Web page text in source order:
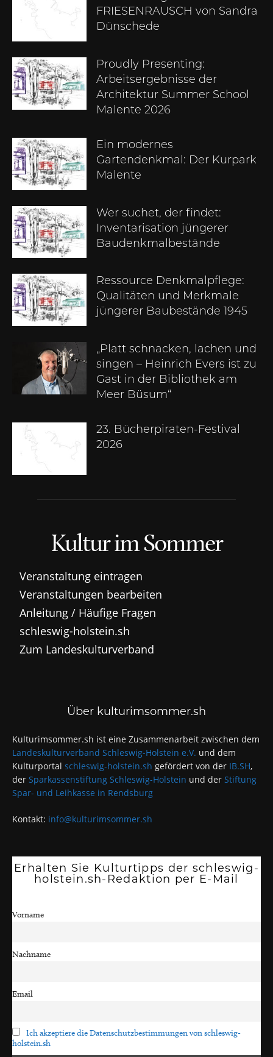
FRIESENRAUSCH von Sandra
Dünschede
Proudly Presenting:
Arbeitsergebnisse der
Architektur Summer School
Malente 2026
Ein modernes
Gartendenkmal: Der Kurpark
Malente
Wer suchet, der findet:
Inventarisation jüngerer
Baudenkmalbestände
Ressource Denkmalpflege:
Qualitäten und Merkmale
jüngerer Baubestände 1945
„Platt schnacken, lachen und
singen – Heinrich Evers ist zu
Gast in der Bibliothek am
Meer Büsum“
23. Bücherpiraten-Festival
2026
Kultur im Sommer
Veranstaltung eintragen
Veranstaltungen bearbeiten
Anleitung / Häufige Fragen
schleswig-holstein.sh
Zum Landeskulturverband
Über kulturimsommer.sh
Kulturimsommer.sh ist eine Zusammenarbeit zwischen dem
Landeskulturverband Schleswig-Holstein e.V. und dem
Kulturportal schleswig-holstein.sh gefördert von der IB.SH,
der Sparkassenstiftung Schleswig-Holstein und der Stiftung
Spar- und Leihkasse in Rendsburg
Kontakt: info@kulturimsommer.sh
Erhalten Sie Kulturtipps der schleswig-
holstein.sh-Redaktion per E-Mail
Vorname
Nachname
Email
Ich akzeptiere die Datenschutzbestimmungen von schleswig-
holstein.sh